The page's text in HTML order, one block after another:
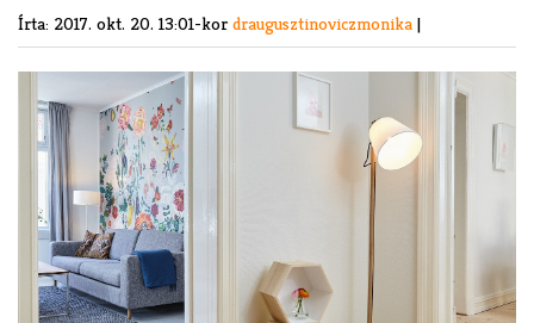
Írta: 2017. okt. 20. 13:01-kor draugusztinoviczmonika |